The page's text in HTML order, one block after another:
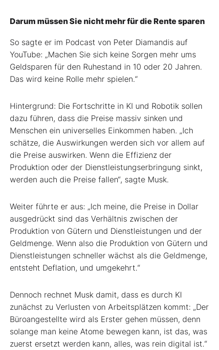
Darum müssen Sie nicht mehr für die Rente sparen
So sagte er im Podcast von Peter Diamandis auf
YouTube: „Machen Sie sich keine Sorgen mehr ums
Geldsparen für den Ruhestand in 10 oder 20 Jahren.
Das wird keine Rolle mehr spielen.“
Hintergrund: Die Fortschritte in KI und Robotik sollen
dazu führen, dass die Preise massiv sinken und
Menschen ein universelles Einkommen haben. „Ich
schätze, die Auswirkungen werden sich vor allem auf
die Preise auswirken. Wenn die Effizienz der
Produktion oder der Dienstleistungserbringung sinkt,
werden auch die Preise fallen“, sagte Musk.
Weiter führte er aus: „Ich meine, die Preise in Dollar
ausgedrückt sind das Verhältnis zwischen der
Produktion von Gütern und Dienstleistungen und der
Geldmenge. Wenn also die Produktion von Gütern und
Dienstleistungen schneller wächst als die Geldmenge,
entsteht Deflation, und umgekehrt.“
Dennoch rechnet Musk damit, dass es durch KI
zunächst zu Verlusten von Arbeitsplätzen kommt: „Der
Büroangestellte wird als Erster gehen müssen, denn
solange man keine Atome bewegen kann, ist das, was
zuerst ersetzt werden kann, alles, was rein digital ist.“